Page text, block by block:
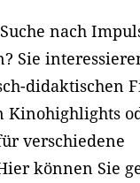
nach
Sie
didaktischen
Kinohighlights
verschiedene
können Sie